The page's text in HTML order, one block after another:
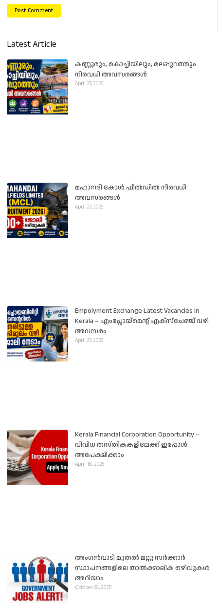
Latest Article
കണ്ണൂരും, കൊച്ചിയിലും, മലപ്പുറത്തും
നിരവധി അവസരങ്ങൾ
April 27, 2026
മഹാനദി കോൾ ഫീൽഡിൽ നിരവധി
അവസരങ്ങൾ
April 27, 2026
Empolyment Exchange Latest Vacancies in
Kerala – എംപ്ലോയ്‌മെന്റ് എക്സ്ചേഞ്ച് വഴി
അവസരം
April 27, 2026
Kerala Financial Corporation Opportunity –
വിവിധ തസ്തികകളിലേക്ക് ഇപ്പോൾ
അപേക്ഷിക്കാം
April 18, 2026
അംഗൻവാടി മുതൽ മറ്റു സർക്കാർ
സ്ഥാപനങ്ങളിലെ താൽക്കാലിക ഒഴിവുകൾ
അറിയാം
October 29, 2025